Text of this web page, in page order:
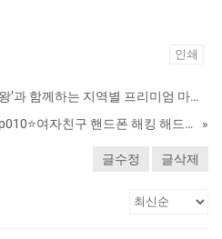
인쇄
울산 힐링 완벽 가이드, ‘의자왕’과 함께하는 지역별 프리미엄 마사지 탐험
남자친구 카톡해킹⭐카톡ID:help010⭐여자친구 핸드폰 해킹 해드립니다 애인 스마트폰 해킹 흥신소 남편 스마트폰 해킹 가격
»
글수정 글삭제